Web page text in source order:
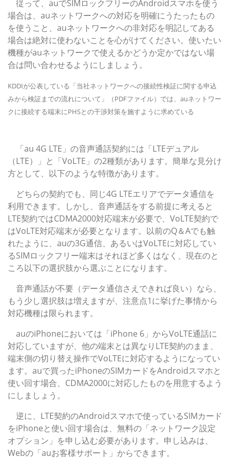
従って、auでSIMロックフリーのAndroidスマホを使う
場合は、auネットワークへの対応を明確にうたったもの
を使うこと、auネットワークへの非対応を明記してある
場合は絶対に使わないことを心がけてください。使いたい
機種がauネットワークで使えるかどうか定かではない場
合は問い合わせるようにしましょう。
KDDIが公表している「当社ネットワークへの接続性検証に関する申込
みから検証までの流れについて」（PDFファイル）では、auネットワー
クに接続する端末にPHSとの干渉対策を施すように求めている
「au 4G LTE」の音声通話契約には「LTEデュアル
（LTE）」と「VoLTE」の2種類があります。簡単な見分け
方として、以下のような特徴があります。
どちらの契約でも、同じ4G LTEエリアでデータ通信を
利用できます。しかし、音声通話をする前提に考えると
LTE契約ではCDMA2000対応端末が必要で、VoLTE契約で
はVoLTE対応端末が必要となります。以前のQ＆Aでも触
れたように、auの3G通信、あるいはVoLTEに対応してい
るSIMロックフリー端末はそれほど多くはなく、現在のと
ころ以下の選択肢から選ぶことになります。
音声通話が不要（データ通信さえできれば良い）なら、
もう少し選択肢は増えますが、注意点1に挙げた事情から
対応機種は限られます。
auのiPhoneにおいては「iPhone 6」からVoLTE通話に
対応していますが、他の端末とは異なりLTE契約のまま、
端末側の切り替え操作でVoLTEに対応するようになってい
ます。auで買ったiPhoneのSIMカードをAndroidスマホと
使い回す場合、CDMA2000に対応したものを用意するよう
にしましょう。
逆に、LTE契約のAndroidスマホで使っているSIMカード
をiPhoneと使い回す場合は、無料の「ネットワーク設定
オプション」を申し込む必要があります。申し込みは、
Webの「auお客様サポート」からできます。